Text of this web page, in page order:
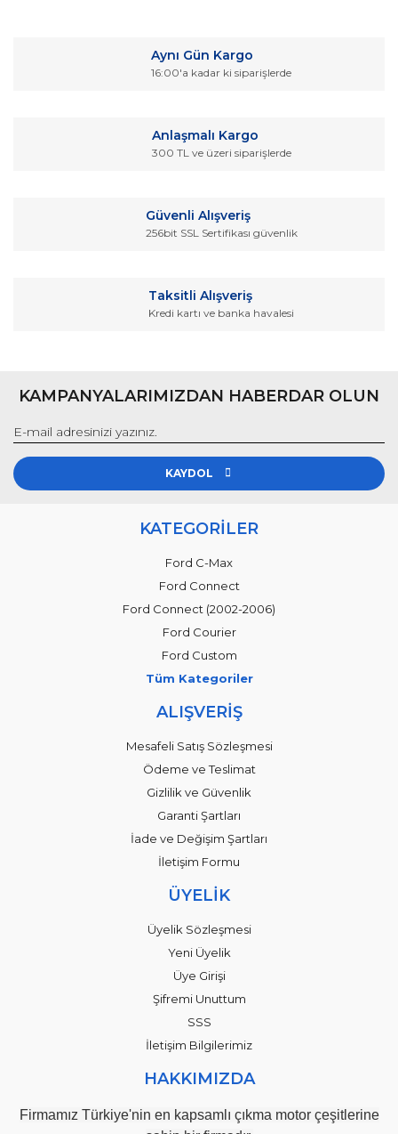
Görüş ve önerileriniz için teşekkür ederiz.
Ürün bilgilerinde hatalar bulunuyor.
Gönder
Aynı Gün Kargo
16:00'a kadar ki siparişlerde
Anlaşmalı Kargo
300 TL ve üzeri siparişlerde
Güvenli Alışveriş
256bit SSL Sertifikası güvenlik
Taksitli Alışveriş
Kredi kartı ve banka havalesi
KAMPANYALARIMIZDAN HABERDAR OLUN
KAYDOL
KATEGORİLER
Ford C-Max
Ford Connect
Ford Connect (2002-2006)
Ford Courier
Ford Custom
Tüm Kategoriler
ALIŞVERİŞ
Mesafeli Satış Sözleşmesi
Ödeme ve Teslimat
Gizlilik ve Güvenlik
Garanti Şartları
İade ve Değişim Şartları
İletişim Formu
ÜYELİK
Üyelik Sözleşmesi
Yeni Üyelik
Üye Girişi
Şifremi Unuttum
SSS
İletişim Bilgilerimiz
HAKKIMIZDA
Firmamız Türkiye'nin en kapsamlı çıkma motor çeşitlerine